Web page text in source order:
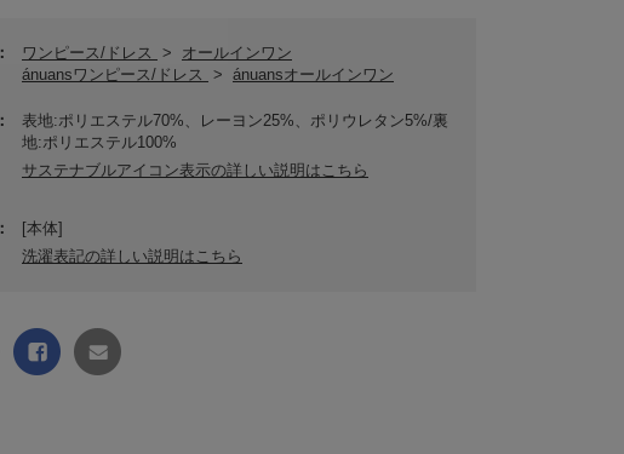
ワンピース/ドレス >
オールインワン
ánuansワンピース/ドレス
> ánuansオールインワン
表地:ポリエステル70%、レーヨン25%、ポリウレタン5%/裏
地:ポリエステル100%
サステナブルアイコン表示の詳しい説明はこちら
[本体]
洗濯表記の詳しい説明はこちら